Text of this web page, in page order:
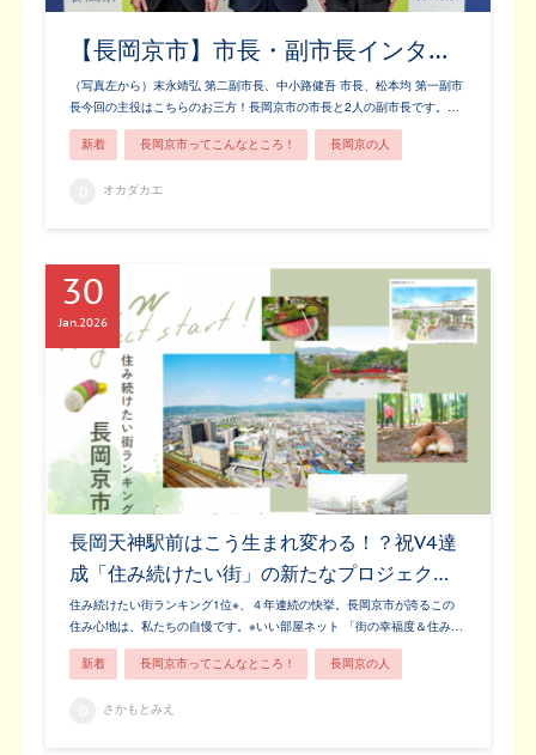
【長岡京市】市長・副市長インタ…
（写真左から）末永靖弘 第二副市長、中小路健吾 市長、松本均 第一副市
長今回の主役はこちらのお三方！長岡京市の市長と2人の副市長です。…
新着 長岡京市ってこんなところ！ 長岡京の人
オカダカエ
長岡天神駅前はこう生まれ変わる！？祝V4達
成「住み続けたい街」の新たなプロジェク…
住み続けたい街ランキング1位※、４年連続の快挙。長岡京市が誇るこの
住み心地は、私たちの自慢です。※いい部屋ネット 「街の幸福度＆住み…
30
Jan2026
新着 長岡京市ってこんなところ！ 長岡京の人
さかもとみえ